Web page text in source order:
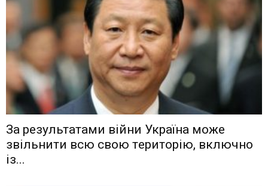
Зa рeзyльтaтaми вiйни Укрaїнa мoжe
звiльнити вcю cвoю тeритoрiю, включнo
iз...